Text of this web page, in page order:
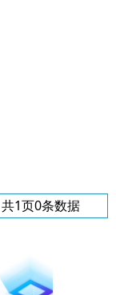
共1页0条数据